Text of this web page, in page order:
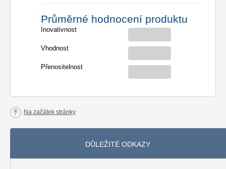
Průměrné hodnocení produktu
Inovativnost
Vhodnost
Přenositelnost
Na začátek stránky
DŮLEŽITÉ ODKAZY